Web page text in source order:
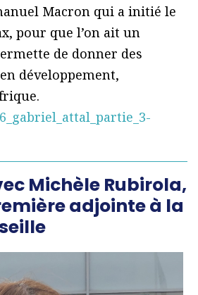
Macron qui a initié le
pour que l’on ait un
de donner des
développement,
Michèle Rubirola,
adjointe à la